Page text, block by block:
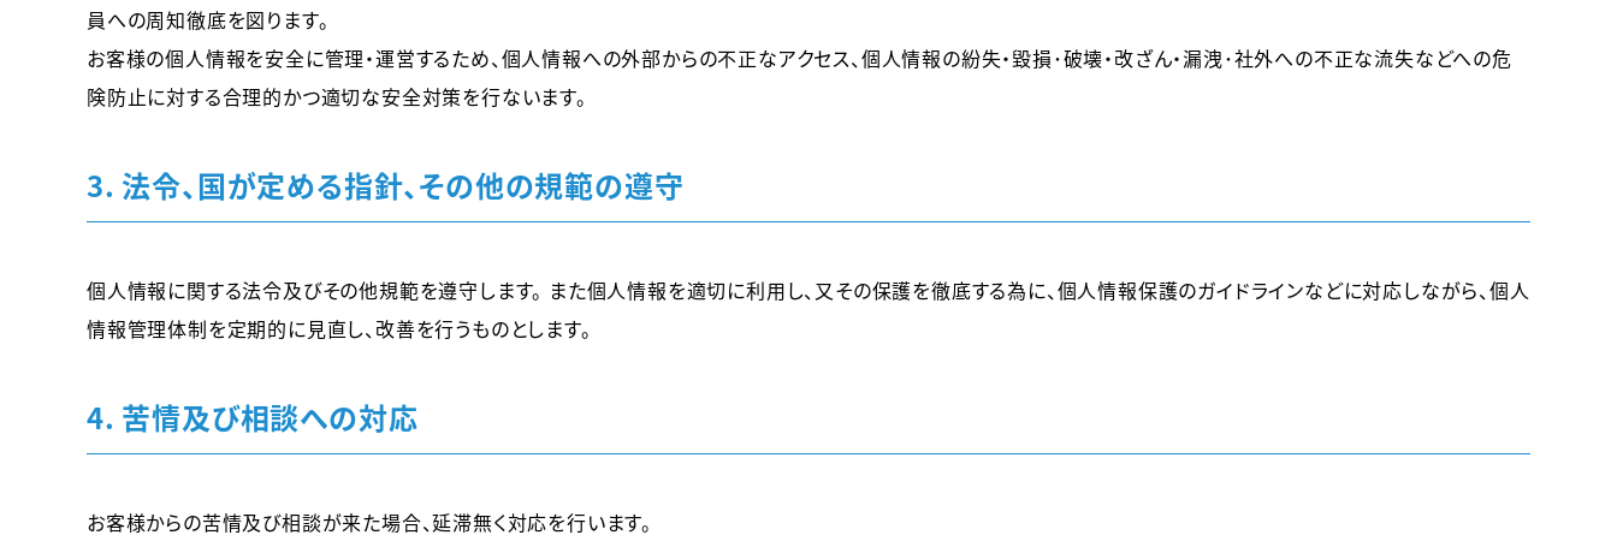
員への周知徹底を図ります。
お客様の個人情報を安全に管理・運営するため、個人情報への外部からの不正なアクセス、個人情報の紛失・毀損･破壊・改ざん・漏洩･社外への不正な流失などへの危
険防止に対する合理的かつ適切な安全対策を行ないます。
3. 法令、国が定める指針、その他の規範の遵守
個人情報に関する法令及びその他規範を遵守します。 また個人情報を適切に利用し、又その保護を徹底する為に、個人情報保護のガイドラインなどに対応しながら、個人
情報管理体制を定期的に見直し、改善を行うものとします。
4. 苦情及び相談への対応
お客様からの苦情及び相談が来た場合、延滞無く対応を行います。